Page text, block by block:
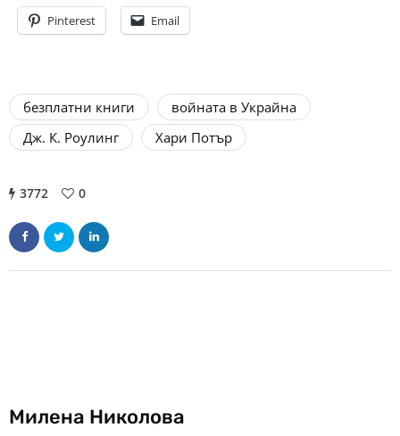
Pinterest Email
безплатни книги
войната в Украйна
Дж. К. Роулинг
Хари Потър
3772 0
Милена Николова